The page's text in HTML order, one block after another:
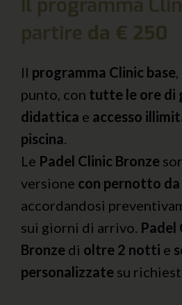
partire da € 250
Il programma Clinic base
punto, con tutte le ore di
didattica e accesso
piscina
Le Padel Clinic Bronze
versione con pernotto
accordandosi
sui giorni di arrivo. Padel
Bronze di oltre 2 notti e
personalizzate su